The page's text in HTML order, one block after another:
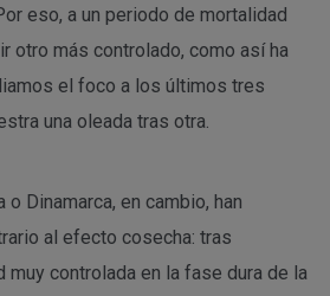
eso, a un periodo de mortalidad
otro más controlado, como así ha
el foco a los últimos tres
una oleada tras otra.
Dinamarca, en cambio, han
al efecto cosecha: tras
muy controlada en la fase dura de la